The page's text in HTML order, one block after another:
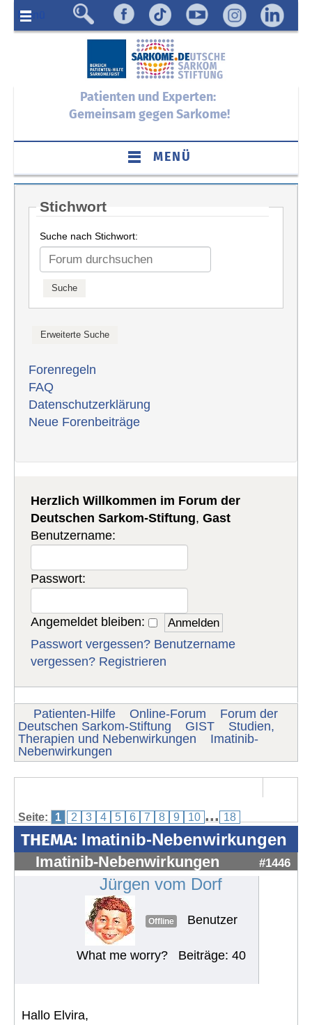
Menü
Patienten und Experten:
Gemeinsam gegen Sarkome!
MENÜ
Stichwort
Suche nach Stichwort:
Forenregeln
FAQ
Datenschutzerklärung
Neue Forenbeiträge
Herzlich Willkommen im Forum der
Deutschen Sarkom-Stiftung,Gast
Benutzername:
Passwort:
Angemeldet bleiben:
Passwort vergessen? Benutzername
vergessen? Registrieren
Patienten-Hilfe Online-Forum
Forum der
Deutschen Sarkom-Stiftung
GIST
Studien,
Therapien und Nebenwirkungen
Imatinib-
Nebenwirkungen
Seite: 1 2 3 4 5 6 7 8 9 10 ... 18
THEMA: Imatinib-Nebenwirkungen
Imatinib-Nebenwirkungen #1446
Jürgen vom Dorf
Offline Benutzer
What me worry? Beiträge: 40
Hallo Elvira,